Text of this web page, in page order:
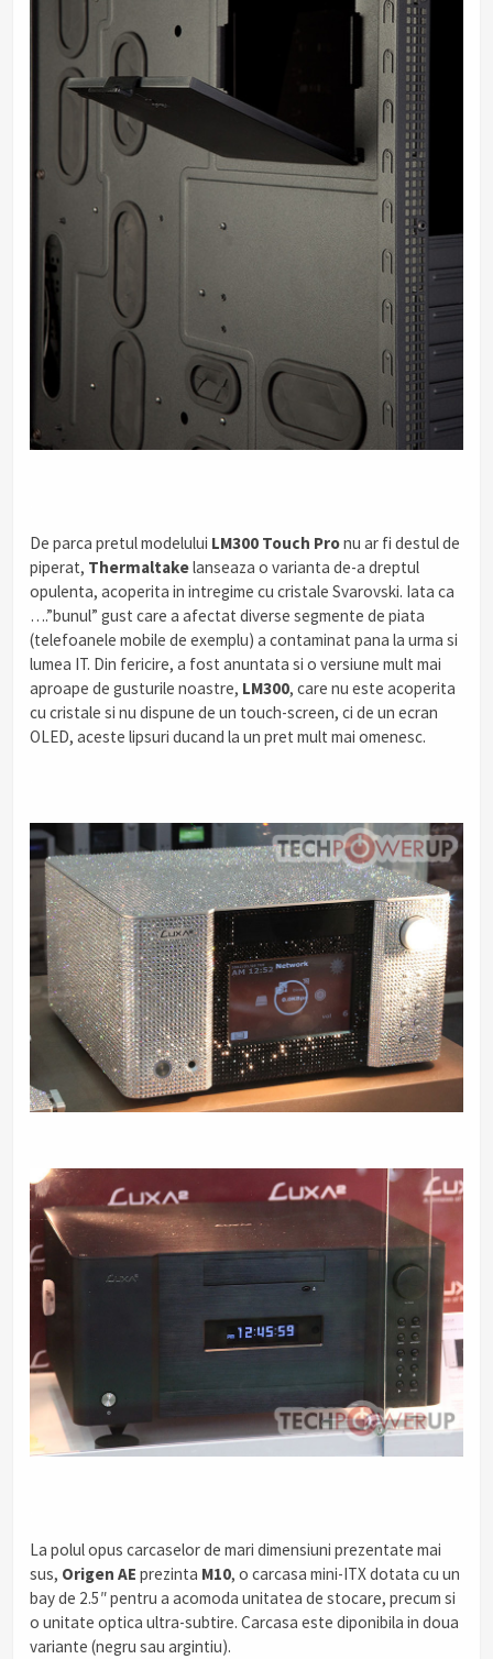
De parca pretul modelului LM300 Touch Pronu ar fi destul de
piperat, Thermaltakelanseaza o varianta de-a dreptul
opulenta, acoperita in intregime cu cristale Svarovski. Iata ca
….”bunul” gust care a afectat diverse segmente de piata
(telefoanele mobile de exemplu) a contaminat pana la urma si
lumea IT. Din fericire, a fost anuntata si o versiune mult mai
aproape de gusturile noastre, LM300, care nu este acoperita
cu cristale si nu dispune de un touch-screen, ci de un ecran
OLED, aceste lipsuri ducand la un pret mult mai omenesc.
La polul opus carcaselor de mari dimensiuni prezentate mai
sus, Origen AE prezinta M10, o carcasa mini-ITX dotata cu un
bay de 2.5″ pentru a acomoda unitatea de stocare, precum si
o unitate optica ultra-subtire. Carcasa este diponibila in doua
variante (negru sau argintiu).